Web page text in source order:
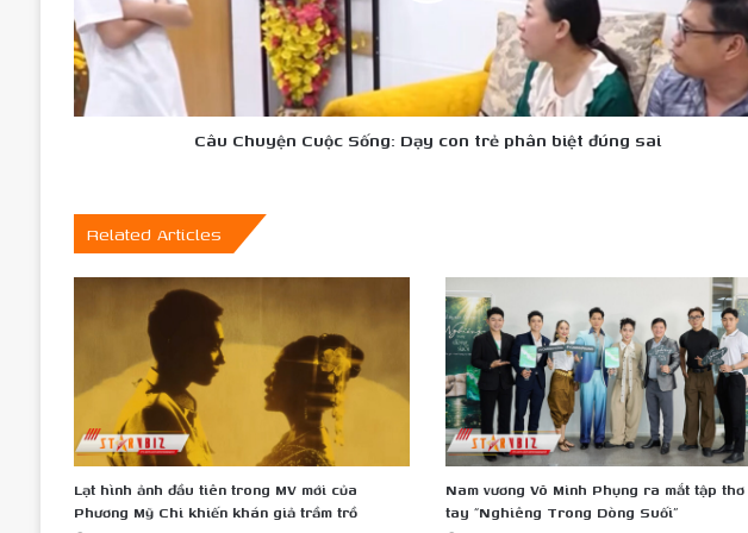
biệt
đúng
sai
Câu Chuyện Cuộc Sống: Dạy con trẻ phân biệt đúng sai
Related Articles
Lạt hình ảnh đầu tiên trong MV mới của
Phương Mỹ Chi khiến khán giả trầm trồ
Nam vương Võ Minh Phụng ra mắt tập thơ
tay “Nghiêng Trong Dòng Suối”